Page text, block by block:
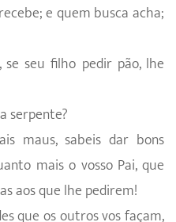
e quem busca acha;
seu filho pedir pão, lhe
serpente?
maus, sabeis dar bons
mais o vosso Pai, que
aos que lhe pedirem!
que os outros vos façam,